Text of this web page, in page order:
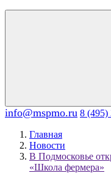
info@mspmo.ru 8 (495)
Главная
Новости
В Подмосковье
«Школа фермера»